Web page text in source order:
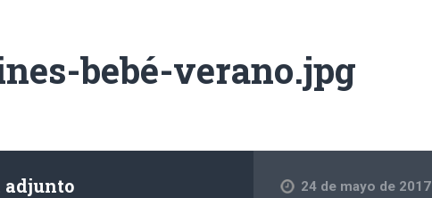
bebé-verano.jpg
adjunto
24 de mayo de 2017